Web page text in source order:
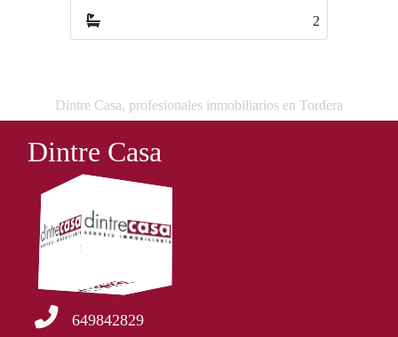
Dintre Casa, profesionales inmobiliarios en Tordera
Dintre Casa
649842829